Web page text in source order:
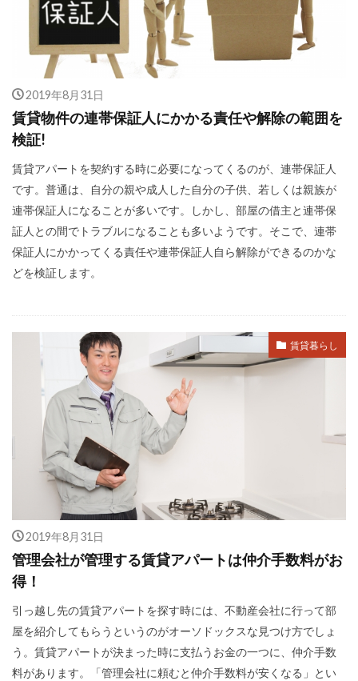
2019年8月31日
賃貸物件の連帯保証人にかかる責任や解除の範囲を
検証!
賃貸アパートを契約する時に必要になってくるのが、連帯保証人
です。普通は、自分の親や成人した自分の子供、若しくは親族が
連帯保証人になることが多いです。しかし、部屋の借主と連帯保
証人との間でトラブルになることも多いようです。そこで、連帯
保証人にかかってくる責任や連帯保証人自ら解除ができるのかな
どを検証します。
賃貸暮らし
2019年8月31日
管理会社が管理する賃貸アパートは仲介手数料がお
得！
引っ越し先の賃貸アパートを探す時には、不動産会社に行って部
屋を紹介してもらうというのがオーソドックスな見つけ方でしょ
う。賃貸アパートが決まった時に支払うお金の一つに、仲介手数
料があります。「管理会社に頼むと仲介手数料が安くなる」とい